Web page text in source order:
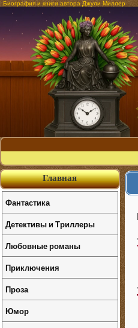
Биография и книги автора Джули Миллер
Главная
Фантастика
Детективы и Триллеры
Любовные романы
Приключения
Проза
Юмор